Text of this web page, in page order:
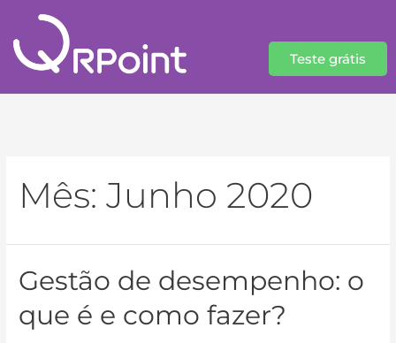
Teste grátis
Mês:Junho 2020
Gestão de desempenho: o
que é e como fazer?